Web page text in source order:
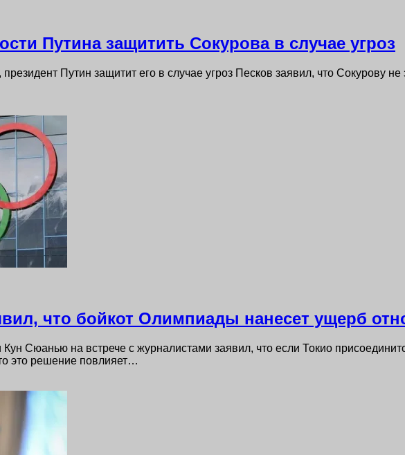
Путина защитить Сокурова в случае угроз
Путин защитит его в случае угроз Песков заявил, что Сокурову
что бойкот Олимпиады нанесет ущерб
Сюанью на встрече с журналистами заявил, что если Токио
это решение повлияет…